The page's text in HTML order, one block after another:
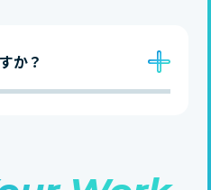
か？